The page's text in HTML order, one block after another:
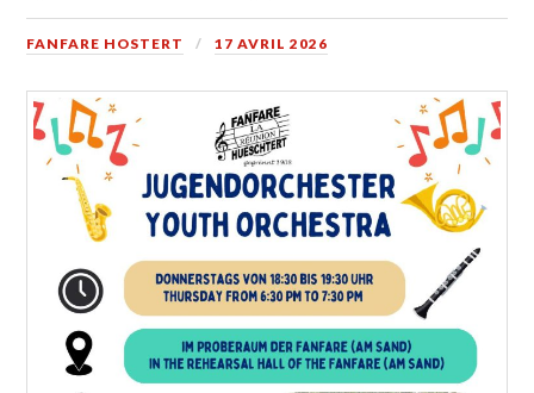
FANFARE HOSTERT 17 AVRIL 2026